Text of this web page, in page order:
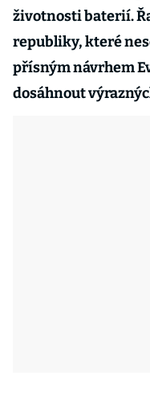
životnosti baterií.
republiky, které
přísným návrhem
dosáhnout